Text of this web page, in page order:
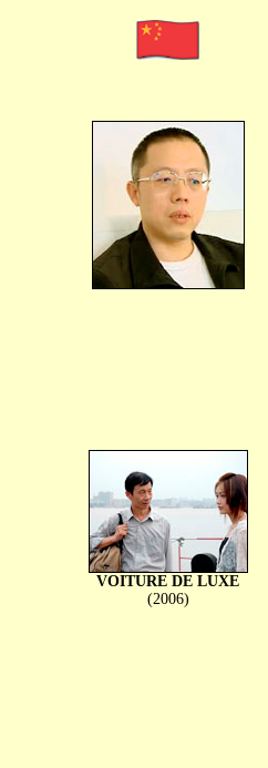
VOITURE DE LUXE
(2006)